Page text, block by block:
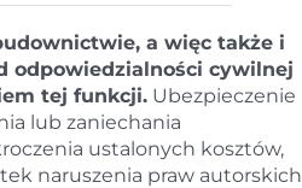
a więc także i
odpowiedzialności cywilnej
tej funkcji.Ubezpieczenie
lub zaniechania
ustalonych kosztów,
naruszenia praw autorskich